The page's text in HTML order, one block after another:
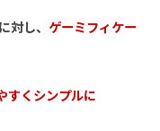
対し、 ゲーミフィケー
すくシンプルに